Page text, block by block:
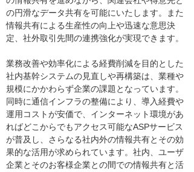
の円滑なデータ共有を可能にいたします。また
情報共有による生産性の向上や迅速な意思決
定、社外取引先間の連携強化が実現できます。
業務改善や効率化による経費削減を目的とした
社内基幹システムの見直しや再構築は、業種や
規模にかかわらず企業の課題となっています。
同時に通信インフラの整備により、導入経費や
運用コストが安価で、インターネット環境があ
ればどこからでもアクセス可能なASPサービス
が普及し、さらなる社内外の情報共有とその効
果的な活用が求められています。社内、ユーザ
企業とそのお客様企業との間での情報共有と活